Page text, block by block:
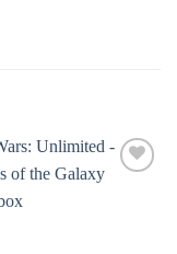
Voeg toe